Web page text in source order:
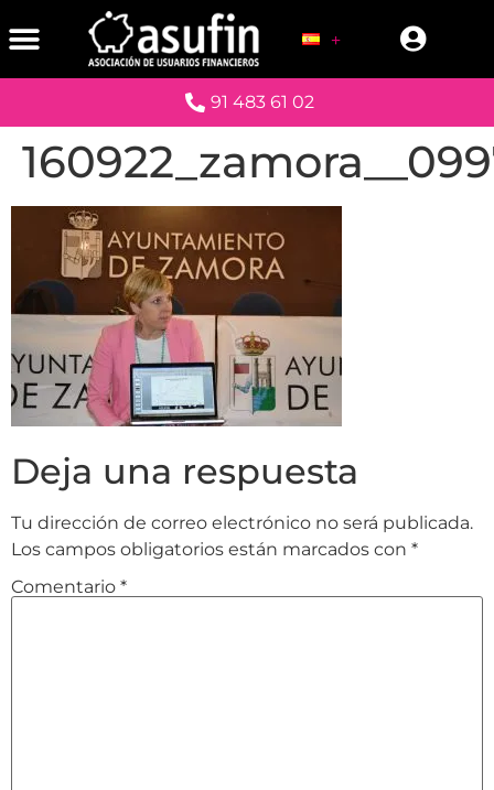
91 483 61 02
Deja una respuesta
Tu dirección de correo electrónico no será publicada.
Los campos obligatorios están marcados con *
Comentario *